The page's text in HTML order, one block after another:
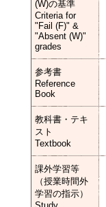
(W)の基準
Criteria for
"Fail (F)" &
"Absent (W)"
grades
参考書
Reference
Book
教科書・テキ
スト
Textbook
課外学習等
（授業時間外
学習の指示）